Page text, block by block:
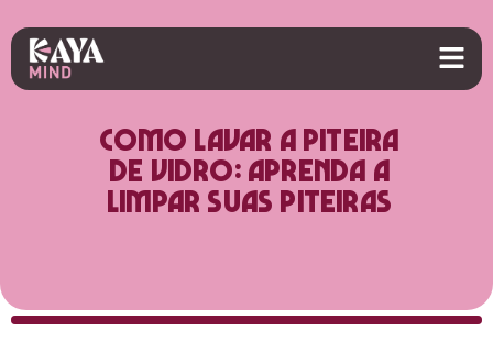
Como lavar a piteira
de vidro: aprenda a
limpar suas piteiras